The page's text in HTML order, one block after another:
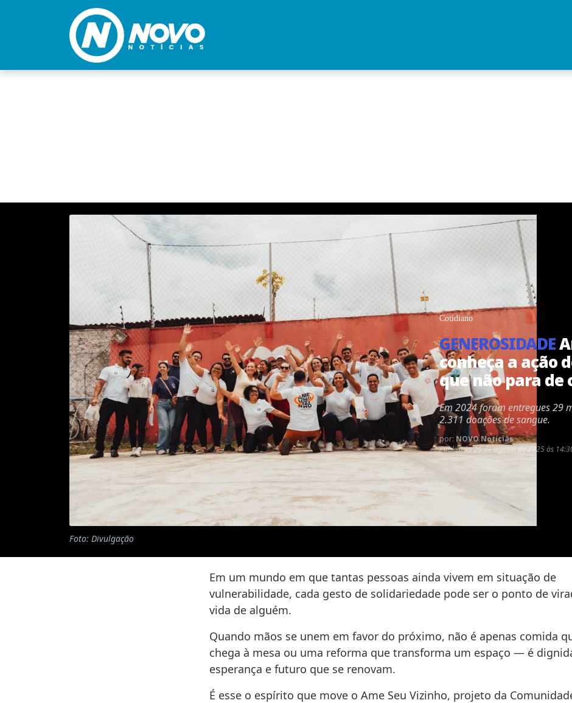
Foto: Divulgação
Cotidiano
GENEROSIDADE
conheça a ação
que não para de
Em 2024 foram entregues 29
2.311 doações de sangue.
por: NOVO Notícias
Publicado26 de agosto de 2025 às
Em um mundo em que tantas pessoas ainda vivem em situação de
vulnerabilidade, cada gesto de solidariedade pode ser o ponto de
vida de alguém.
Quando mãos se unem em favor do próximo, não é apenas comida
chega à mesa ou uma reforma que transforma um espaço — é
esperança e futuro que se renovam.
É esse o espírito que move o Ame Seu Vizinho, projeto da